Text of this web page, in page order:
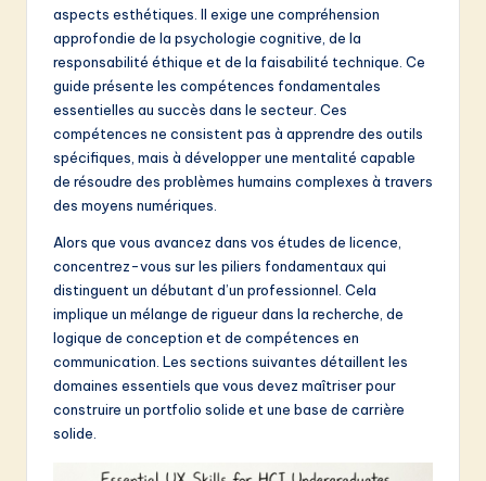
in
A
&
S
o
w
aspects esthétiques. Il exige une compréhension
approfondie de la psychologie cognitive, de la
responsabilité éthique et de la faisabilité technique. Ce
guide présente les compétences fondamentales
essentielles au succès dans le secteur. Ces
compétences ne consistent pas à apprendre des outils
spécifiques, mais à développer une mentalité capable
de résoudre des problèmes humains complexes à travers
des moyens numériques.
Alors que vous avancez dans vos études de licence,
concentrez-vous sur les piliers fondamentaux qui
distinguent un débutant d’un professionnel. Cela
implique un mélange de rigueur dans la recherche, de
logique de conception et de compétences en
communication. Les sections suivantes détaillent les
domaines essentiels que vous devez maîtriser pour
construire un portfolio solide et une base de carrière
solide.